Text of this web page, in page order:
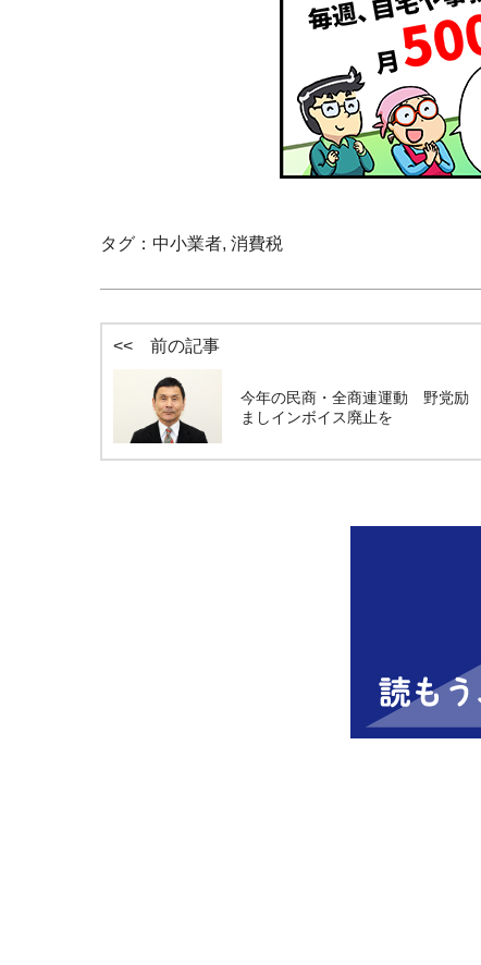
タグ： 中小業者, 消費税
<< 前の記事
今年の民商・全商連運動 野党励
ましインボイス廃止を